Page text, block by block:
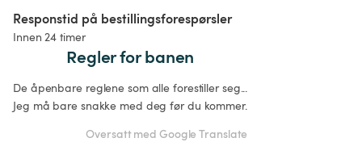
Responstid på bestillingsforespørsler
Innen 24 timer
Regler for banen
De åpenbare reglene som alle forestiller seg...
Jeg må bare snakke med deg før du kommer.
Oversatt med Google Translate